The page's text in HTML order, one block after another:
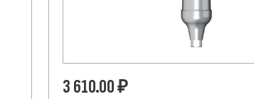
3 610.00₽